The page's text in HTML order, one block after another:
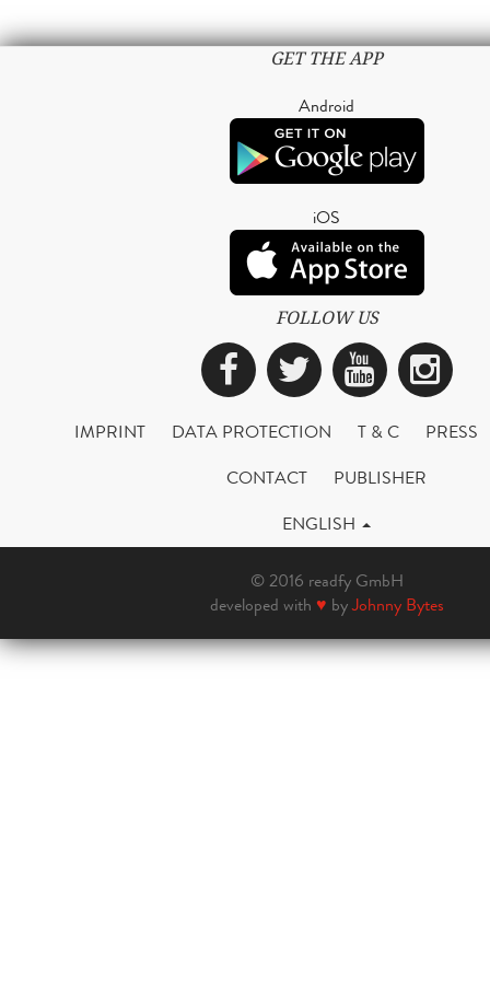
GET THE APP
Android
iOS
FOLLOW US
Facebook
Twitter
IMPRINT DATA PROTECTION T & C
PRESS
CONTACT
PUBLISHER
ENGLISH
© 2016 readfy GmbH
developed with ♥ byJohnny Bytes